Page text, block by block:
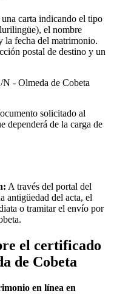
una carta indicando el tipo
el nombre
la fecha del matrimonio.
postal de destino y un
N - Olmeda de Cobeta
solicitado al
dependerá de la carga de
A través del portal del
antigüedad del acta, el
o tramitar el envío por
.
el certificado
de Cobeta
en línea en